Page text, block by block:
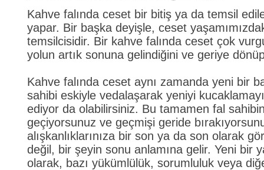
Kahve falında ceset bir bitiş ya da temsil
yapar. Bir başka deyişle, ceset
temsilcisidir. Bir kahve falında ceset çok
yolun artık sonuna gelindiğini ve geriye dönüp
Kahve falında ceset aynı zamanda yeni bir
sahibi eskiyle vedalaşarak yeniyi
ediyor da olabilirsiniz. Bu tamamen fal
geçiyorsunuz ve geçmişi geride
alışkanlıklarınıza bir son ya da son olarak
değil, bir şeyin sonu anlamına gelir. Yeni bir
olarak, bazı yükümlülük, sorumluluk veya